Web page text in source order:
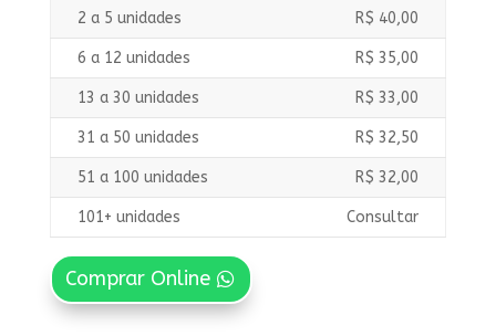
2 a 5 unidades R$ 40,00
6 a 12 unidades R$ 35,00
13 a 30 unidades R$ 33,00
31 a 50 unidades R$ 32,50
51 a 100 unidades R$ 32,00
101+ unidades Consultar
Comprar Online